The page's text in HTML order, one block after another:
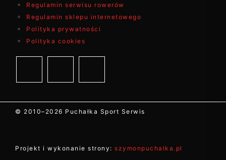
Regulamin serwisu rowerów
Regulamin sklepu internetowego
Polityka prywatności
Polityka cookies
© 2010– 2026 Puchałka Sport Serwis
Projekt i wykonanie strony: szymonpuchalka.pl